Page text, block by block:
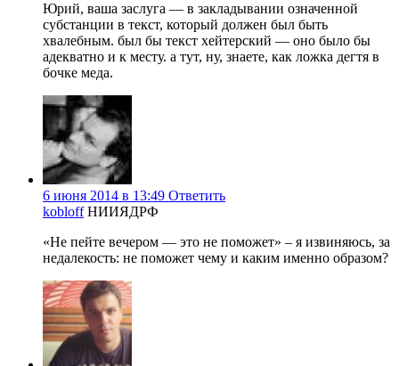
Юрий, ваша заслуга — в закладывании означенной
субстанции в текст, который должен был быть
хвалебным. был бы текст хейтерский — оно было бы
адекватно и к месту. а тут, ну, знаете, как ложка дегтя в
бочке меда.
6 июня 2014 в 13:49 Ответить
kobloff НИИЯДРФ
«Не пейте вечером — это не поможет» – я извиняюсь, за
недалекость: не поможет чему и каким именно образом?